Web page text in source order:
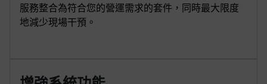
服務整合為符合您的營運需求的套件，同時最大限度
地減少現場干預。